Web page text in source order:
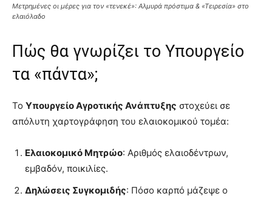
Μετρημένες οι μέρες για τον «τενεκέ»: Αλμυρά πρόστιμα & «Τειρεσία» στο
ελαιόλαδο
Πώς θα γνωρίζει το Υπουργείο
τα «πάντα»;
Το Υπουργείο Αγροτικής Ανάπτυξης στοχεύει σε
απόλυτη χαρτογράφηση του ελαιοκομικού τομέα:
Ελαιοκομικό Μητρώο: Αριθμός ελαιοδέντρων,
εμβαδόν, ποικιλίες.
Δηλώσεις Συγκομιδής: Πόσο καρπό μάζεψε ο